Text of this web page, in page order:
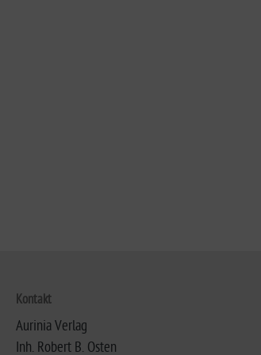
Kontakt
Aurinia Verlag
Inh. Robert B. Osten